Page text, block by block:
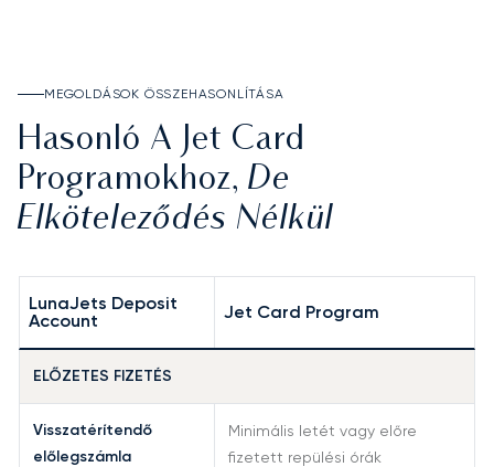
MEGOLDÁSOK ÖSSZEHASONLÍTÁSA
Hasonló A Jet Card
Programokhoz, De
Elköteleződés Nélkül
LunaJets Deposit
Account
Jet Card Program
ELŐZETES FIZETÉS
Visszatérítendő
előlegszámla
Minimális letét vagy előre
fizetett repülési órák